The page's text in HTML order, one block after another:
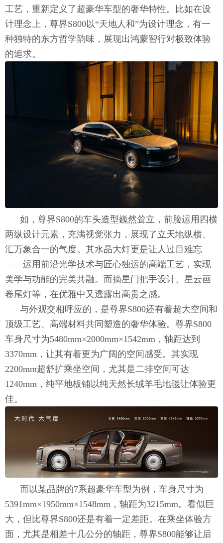
工艺，重新定义了超豪华车型的奢华特性。比如在设
计理念上，尊界S800以“天地人和”为设计理念，有一
种独特的东方哲学韵味，展现出鸿蒙智行对极致体验
的追求。
如，尊界S800的车头造型巍然耸立，前脸运用四横
两纵设计元素，充满视觉张力，展现了立天地纵横、
汇万象合一的气度。其水晶大灯更是让人过目难忘
——运用前沿光学技术与匠心独运的高端工艺，实现
美学与功能的完美共融。而摘星门把手设计、星云画
卷尾灯等，在优雅中又透露出高贵之感。
与外观交相呼应的，是尊界S800还有着超大空间和
顶级工艺、高端材料共同塑造的奢华体验。尊界S800
车身尺寸为5480mm×2000mm×1542mm，轴距达到
3370mm，让其有着更为广阔的空间感受。其实现
2200mm超舒扩乘坐空间，尤其是二排空间可达
1240mm，纯平地板铺以纯天然长绒羊毛地毯让体验更
佳。
而以某品牌的7系超豪华车型为例，车身尺寸为
5391mm×1950mm×1548mm，轴距为3215mm。看似巨
大，但比尊界S800还是有着一定差距。在乘坐体验方
面，尤其是相差十几公分的轴距，尊界S800能够让后